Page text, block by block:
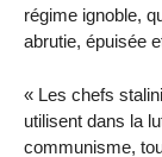
régime ignoble,
abrutie, épuisée
« Les chefs
utilisent dans la
communisme,